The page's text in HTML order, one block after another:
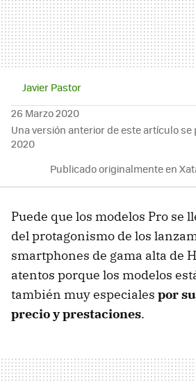
Javier Pastor
26 Marzo 2020
Una versión anterior de este artículo
2020
Publicado originalmente en
Puede que los modelos Pro se
del protagonismo de los
smartphones de gama alta de
atentos porque los modelos
también muy especiales por
precio y prestaciones.